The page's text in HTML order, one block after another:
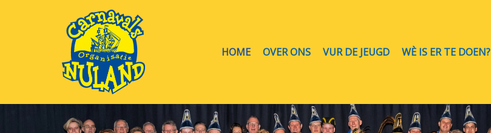
HOME OVER ONS VUR DE JEUGD WÈ IS ER TE DOEN?